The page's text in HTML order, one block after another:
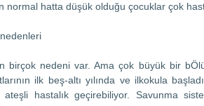
normal hatta düşük olduğu çocuklar çok
birçok nedeni var. Ama çok büyük bir
ilk beş-altı yılında ve ilkokula
ateşli hastalık geçirebiliyor. Savunma